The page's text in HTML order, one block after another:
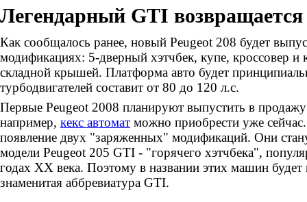
Легендарный GTI возвращается
Как сообщалось ранее, новый Peugeot 208 будет
модификациях: 5-дверный хэтчбек, купе, кроссовер и
складной крышей. Платформа авто будет
турбодвигателей составит от 80 до 120 л.с.
Первые Peugeot 2008 планируют выпустить в
например, кекс автомат можно приобрести уже
появление двух "заряженных" модификаций. Они
модели Peugeot 205 GTI - "горячего хэтчбека",
годах ХХ века. Поэтому в названии этих машин будет
знаменитая аббревиатура GTI.